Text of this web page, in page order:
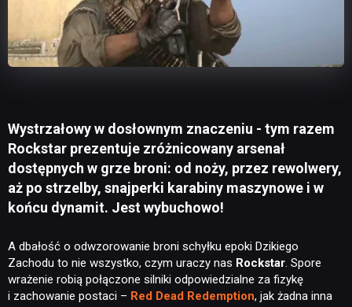
Wystrzałowy w dosłownym znaczeniu - tym razem
Rockstar prezentuje zróżnicowany arsenał
dostępnych w grze broni: od noży, przez rewolwery,
aż po strzelby, snajperki karabiny maszynowe i w
końcu dynamit. Jest wybuchowo!
A dbałość o odwzorowanie broni schyłku epoki Dzikiego
Zachodu to nie wszystko, czym uraczy nas Rockstar. Spore
wrażenie robią połączone silniki odpowiedzialne za fizykę
i zachowanie postaci – Red Dead Redemption, jak żadna inna